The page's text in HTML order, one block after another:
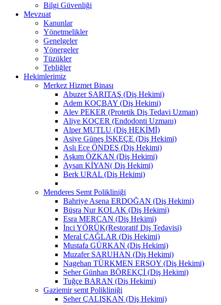
Bilgi Güvenliği
Mevzuat
Kanunlar
Yönetmelikler
Genelgeler
Yönergeler
Tüzükler
Tebliğler
Hekimlerimiz
Merkez Hizmet Binası
Abuzer SARITAŞ (Diş Hekimi)
Adem KOÇBAY (Diş Hekimi)
Alev PEKER (Protetik Diş Tedavi Uzman)
Aliye KOÇER (Endodonti Uzmanı)
Alper MUTLU (Diş HEKİMİ)
Asiye Güneş İSKEÇE (Diş Hekimi)
Aslı Ece ÖNDEŞ (Diş Hekimi)
Aşkım ÖZKAN (Diş Hekimi)
Aysan KİYAN( Diş Hekimi)
Berk URAL (Diş Hekimi)
Menderes Semt Polikliniği
Bahriye Asena ERDOĞAN (Diş Hekimi)
Büşra Nur KOLAK (Diş Hekimi)
Esra MERCAN (Diş Hekimi)
İnci YÖRÜK(Restoratif Diş Tedavisi)
Meral ÇAĞLAR (Diş Hekimi)
Mustafa GÜRKAN (Diş Hekimi)
Muzafer SARUHAN (Diş Hekimi)
Nagehan TÜRKMEN ERSOY (Diş Hekimi)
Seher Günhan BÖREKÇİ (Diş Hekimi)
Tuğçe BARAN (Diş Hekimi)
Gaziemir semt Polikliniği
Seher ÇALIŞKAN (Diş Hekimi)